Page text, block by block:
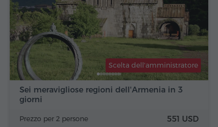
Sei meravigliose regioni dell'Armenia in 3
giorni
Scelta dell'amministratore
Prezzo per 2 persone 551 USD